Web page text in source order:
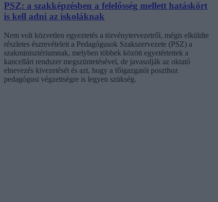
PSZ: a szakképzésben a felelősség mellett hatáskört
is kell adni az iskoláknak
Nem volt közvetlen egyeztetés a törvénytervezetről, mégis elküldte
részletes észrevételeit a Pedagógusok Szakszervezete (PSZ) a
szakminisztériumnak, melyben többek között egyetértettek a
kancellári rendszer megszüntetésével, de javasolják az oktató
elnevezés kivezetését és azt, hogy a főigazgatói poszthoz
pedagógusi végzettségre is legyen szükség.